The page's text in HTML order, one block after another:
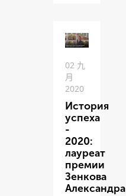
02 九
月
2020
История
успеха
-
2020:
лауреат
премии
Зенкова
Александра